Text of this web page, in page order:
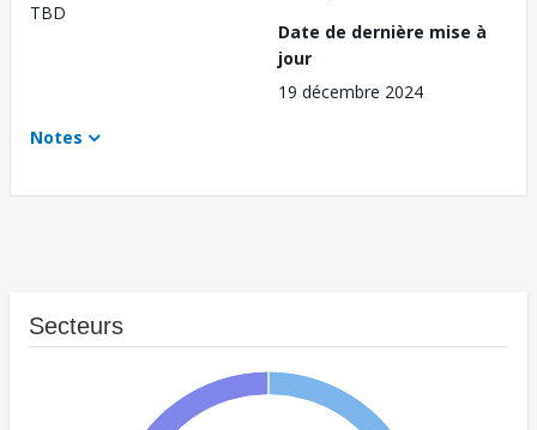
TBD
Date de dernière mise à
jour
19 décembre 2024
Notes
Secteurs